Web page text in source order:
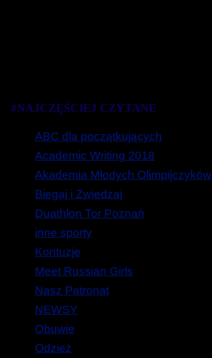
#NAJCZĘŚCIEJ CZYTANE
ABC dla początkujących
Academic Writing 2018
Akademia Młodych Olimpijczyków
Biegaj i Zwiedzaj
Duathlon Tor Poznań
inne sporty
Kontuzje
Meet Russian Girls
Nasz Patronat
NEWSY
Obuwie
Odzież